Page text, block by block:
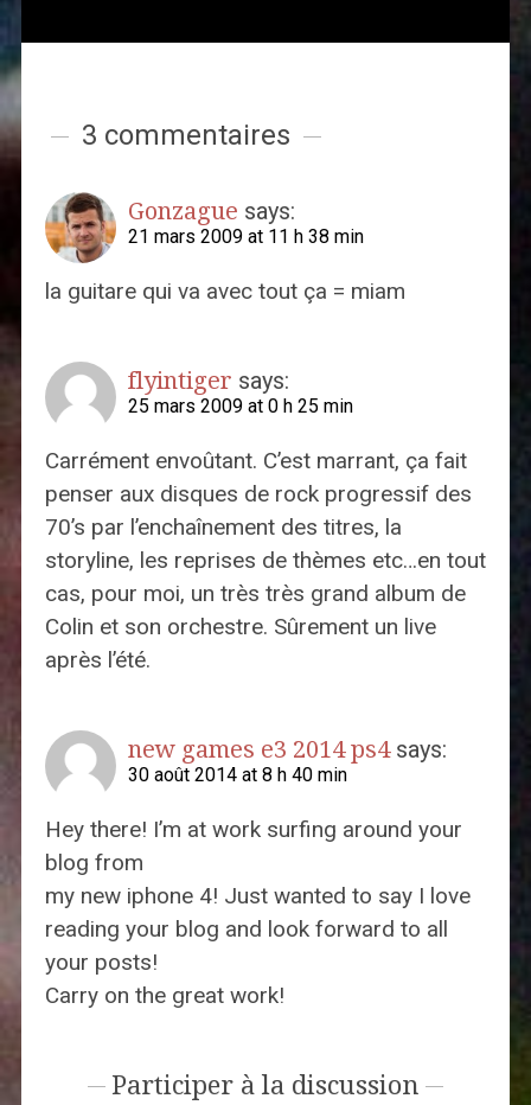
3 commentaires
Gonzague says:
21 mars 2009 at 11 h 38 min
la guitare qui va avec tout ça = miam
flyintiger says:
25 mars 2009 at 0 h 25 min
Carrément envoûtant. C’est marrant, ça fait
penser aux disques de rock progressif des
70’s par l’enchaînement des titres, la
storyline, les reprises de thèmes etc…en tout
cas, pour moi, un très très grand album de
Colin et son orchestre. Sûrement un live
après l’été.
new games e3 2014 ps4 says:
30 août 2014 at 8 h 40 min
Hey there! I’m at work surfing around your
blog from
my new iphone 4! Just wanted to say I love
reading your blog and look forward to all
your posts!
Carry on the great work!
Participer à la discussion